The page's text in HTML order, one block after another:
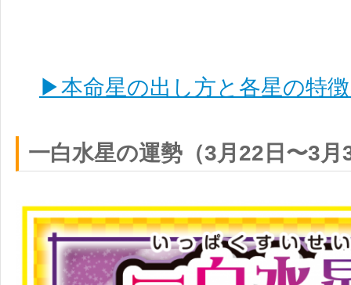
▶本命星の出し方と各星の特
一白水星の運勢（3月22日〜3月